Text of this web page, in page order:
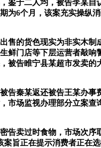
于二人均，被告李某自
为6个月，该案充实操
的货色现实为非实木制
门店等下层运营者敲
被告睢宁县某超市发卖
秦某返还被告王某办事
市场监视办理部分立案
卖过时食物，市场次序
旨正在提示消费者正